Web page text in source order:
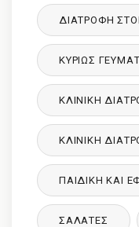
ΔΙΑΤΡΟΦΉ
ΚΥΡΙΩΣ
ΚΛΙΝΙΚΉ
ΚΛΙΝΙΚΉ
ΠΑΙΔΙΚΉ ΚΑΙ
ΣΑΛΑΤΕΣ